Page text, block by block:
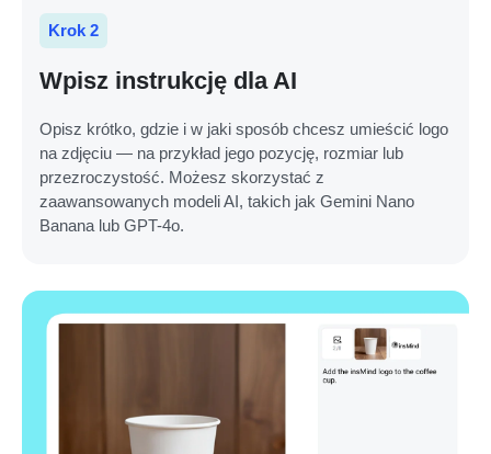
Krok 2
Wpisz instrukcję dla AI
Opisz krótko, gdzie i w jaki sposób chcesz umieścić logo
na zdjęciu — na przykład jego pozycję, rozmiar lub
przezroczystość. Możesz skorzystać z
zaawansowanych modeli AI, takich jak Gemini Nano
Banana lub GPT-4o.